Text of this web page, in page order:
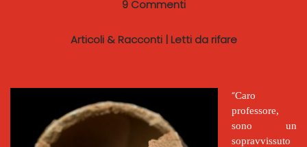
9 Commenti
Articoli & Racconti| Letti da rifare
“Caro
professore,
sono un
sopravvissuto